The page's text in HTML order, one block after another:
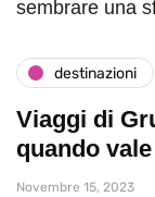
sembrare una
destinazioni
Viaggi di
quando
Novembre 15, 2023